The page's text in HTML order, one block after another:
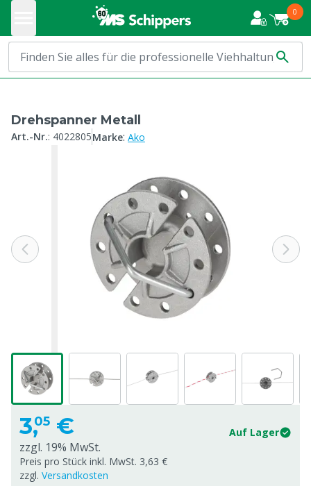
0
Drehspanner Metall
Art.-Nr.: 4022805Marke: Ako
3,05 € Auf Lager
zzgl. 19% MwSt.
Preis pro Stück inkl. MwSt. 3,63 €
zzgl. Versandkosten